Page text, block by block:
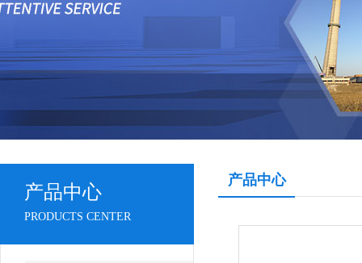
产品中心
PRODUCTS CENTER
产品中心